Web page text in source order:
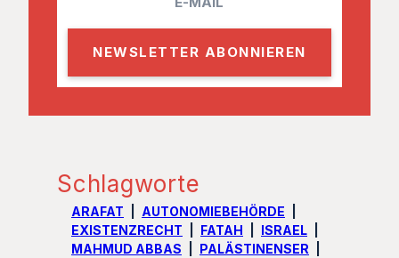
l
Schlagworte
ARAFAT
AUTONOMIEBEHÖRDE
EXISTENZRECHT
FATAH
ISRAEL
MAHMUD ABBAS
PALÄSTINENSER